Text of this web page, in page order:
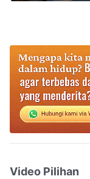
Video Pilihan